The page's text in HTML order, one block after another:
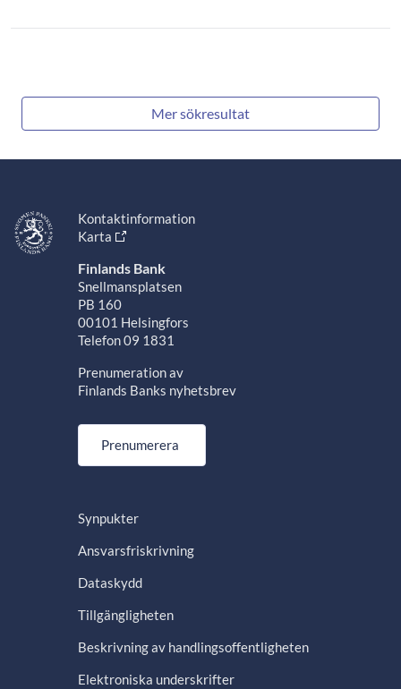
Mer sökresultat
Kontaktinformation
Karta
Finlands Bank
Snellmansplatsen
PB 160
00101 Helsingfors
Telefon 09 1831
Prenumeration av
Finlands Banks nyhetsbrev
Prenumerera
Synpukter
Ansvarsfriskrivning
Dataskydd
Tillgängligheten
Beskrivning av handlingsoffentligheten
Elektroniska underskrifter